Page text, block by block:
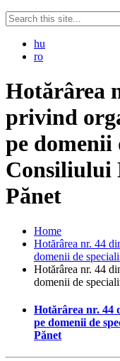
hu
ro
Hotărârea
privind
pe domenii
Consiliului
Pănet
Home
Hotărârea nr. 44
domenii de
Hotărârea nr. 44
domenii de
Hotărârea nr. 44
pe domenii de
Pănet